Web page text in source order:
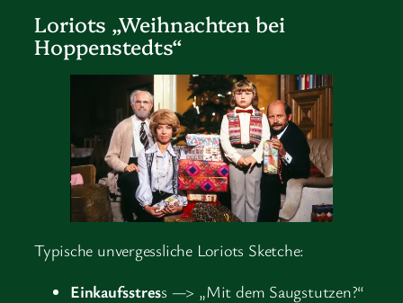
Loriots „Weihnachten bei
Hoppenstedts“
Typische unvergessliche Loriots Sketche:
Einkaufsstress —> „Mit dem Saugstutzen?“